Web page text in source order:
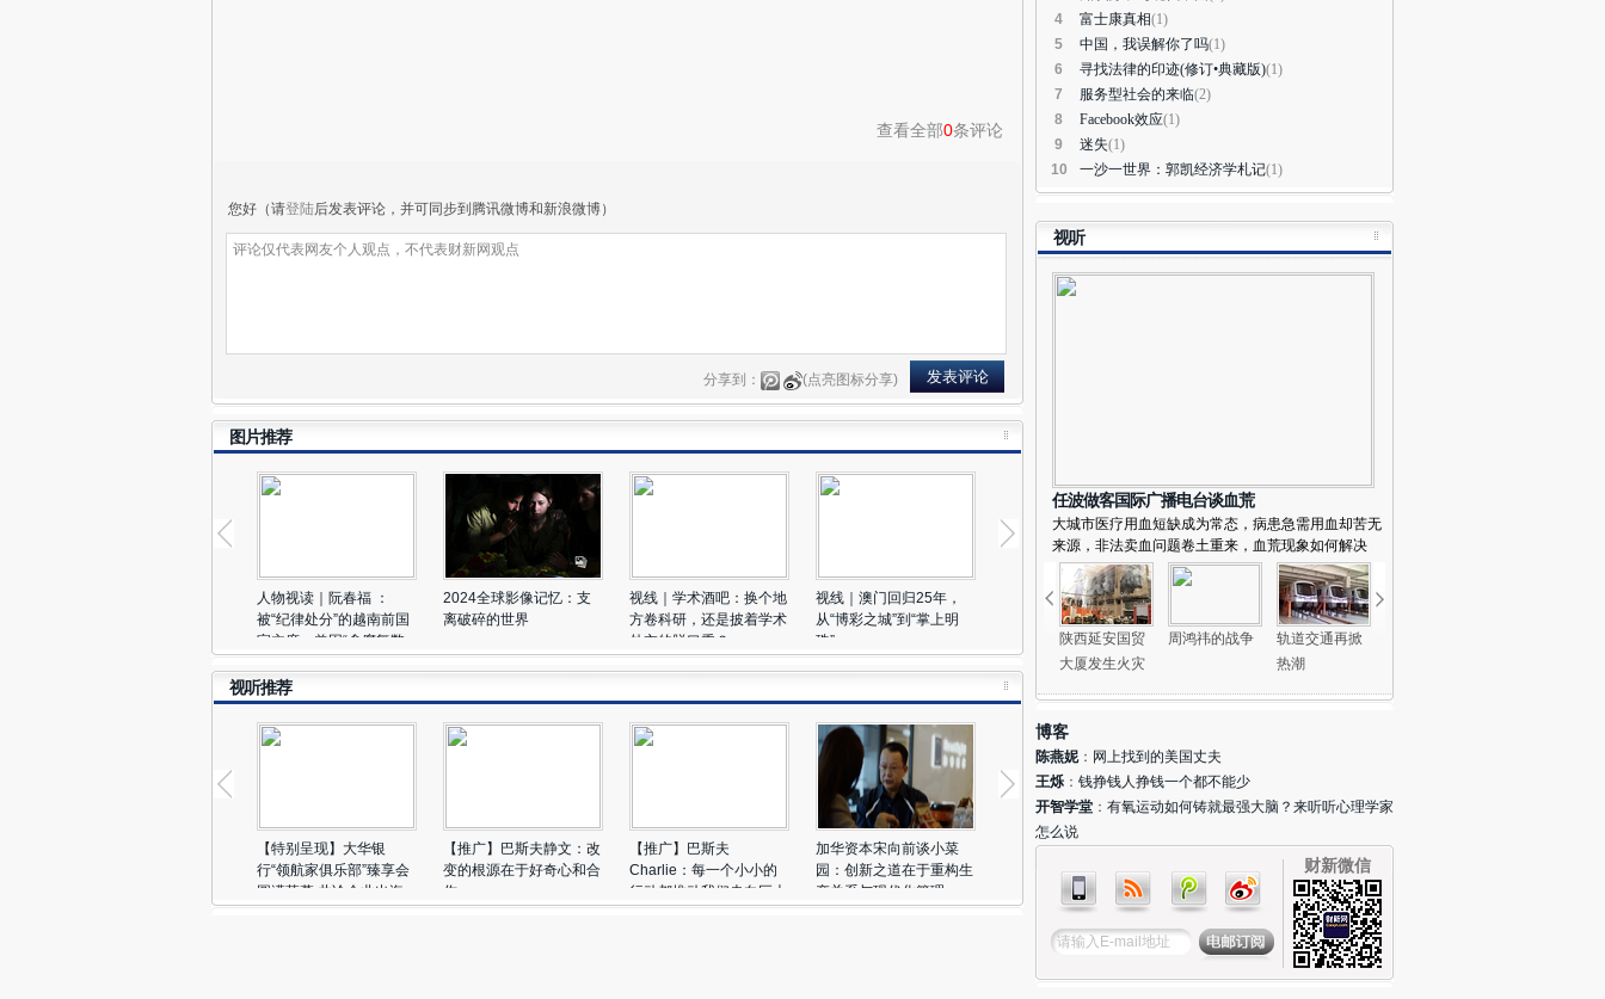
查看全部0条评论
您好（请登陆后发表评论，并可同步到腾讯微博和新浪微博）
分享到： (点亮图标分享)
图片推荐
人物视读｜阮春福 ：
被“纪律处分”的越南前国
家主席，曾因“贪腐舞弊
2024全球影像记忆：支
离破碎的世界
视线｜学术酒吧：换个地
方卷科研，还是披着学术
外衣的脱口秀？
视线｜澳门回归25年，
从“博彩之城”到“掌上明
珠”
韩国国会通过尹锡悦总统
弹劾案 多地民众欢呼庆
叙利亚大马士革医院发现
大量酷刑致死遗体 民众
已持续辨认5天
一周天下｜叙利亚发现大
视听推荐
【特别呈现】大华银
行“领航家俱乐部”臻享会
圆满落幕 共论企业出海
【推广】巴斯夫静文：改
变的根源在于好奇心和合
作
【推广】巴斯夫
Charlie：每一个小小的
行动都推动我们走向巨大
加华资本宋向前谈小菜
园：创新之道在于重构生
产关系与现代化管理
【特别呈现】大华银
行“领航家俱乐部”臻享会
圆满落幕 共论企业出海
【推广】巴斯夫静文：改
变的根源在于好奇心和合
作
【推广】巴斯夫
行动都推动我们走向巨大
的变革
山县城发来信息称，4月21日早上9点37分左右，他
们经历了一场余震，持续时间约有二三秒钟，震感明
显。路两边的广告牌震得哗哗直响。据中国地震局，
截至21日8时，此次地震共记录到余震1165次，其
中3级以上余震67次，5级以上余震3次。
王婧
)
04月21日 09:49
山县飞仙关镇凤凰村发来消息，他们刚与李克强总理
车等约三十辆车相随，正从芦山县开往雅安方向。这
生今天开始恢复上课。不过学校并没有按照教学进程
表的安排上课，而是先上心理课，由来自四川大学的
心理辅导专家对学生们进行心理辅导。与汶川对比，
此次复课较快。且学校设施经过评估已可安全使用。
( 财新记者符燕艳
04月24日 21:49
评论(0)
财新记者胡格、章涛在灾区了解到，震后72小时后
仍会继续搜救，并扩大范围，但搜救已不在是重点，
而是转向当地生活的恢复。他们注意到，目前进出车
辆更多是在运送救灾物资。而即使是很偏僻的地方，
虽然车辆偏少，但也有帐篷等救灾物资送达。( 财新
记者
评论(0)
#财新雅安地震播报#财新记者陈宝成、谢海涛12时
在龙门乡龙兴中心学校，遭遇一次体感明显的余震。
这所汶川地震后由香港、马拉西亚和红十字会联合捐
4
富士康真相(1)
5
中国，我误解你了吗(1)
6
寻找法律的印迹(修订•典藏版)(1)
7
服务型社会的来临(2)
8
Facebook效应(1)
9
迷失(1)
10
一沙一世界：郭凯经济学札记(1)
视听
任波做客国际广播电台谈血荒
大城市医疗用血短缺成为常态，病患急需用血却苦无
来源，非法卖血问题卷土重来，血荒现象如何解决
陕西延安国贸
大厦发生火灾
周鸿祎的战争
轨道交通再掀
热潮
博客
陈燕妮： 网上找到的美国丈夫
王烁 ： 钱挣钱人挣钱一个都不能少
开智学堂 ： 有氧运动如何铸就最强大脑？来听听心理学家
怎么说
财新微信